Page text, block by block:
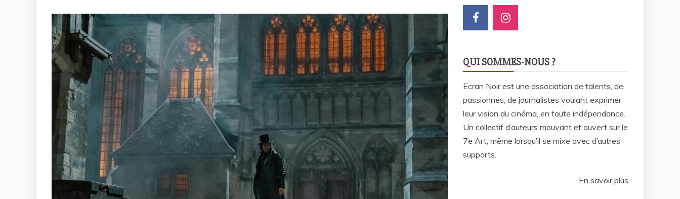
QUI SOMMES-NOUS ?
Ecran Noir est une association de talents, de
passionnés, de journalistes voulant exprimer
leur vision du cinéma, en toute indépendance.
Un collectif d’auteurs mouvant et ouvert sur le
7e Art, même lorsqu’il se mixe avec d’autres
supports.
En savoir plus